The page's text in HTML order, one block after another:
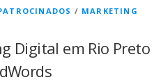
/ MARKETING
Digital em Rio Preto